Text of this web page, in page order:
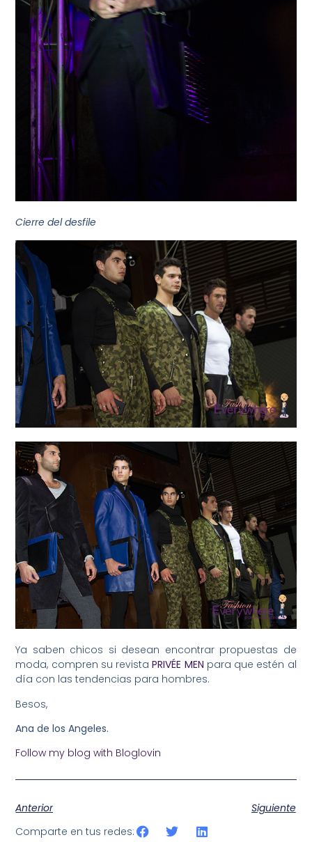
Cierre del desfile
Ya saben chicos si desean encontrar propuestas de
moda, compren su revistaPRIVÉE MEN para que estén al
día con las tendencias para hombres.
Besos,
Ana de los Angeles.
Follow my blog with Bloglovin
Anterior
Siguiente
Comparte en tus redes: